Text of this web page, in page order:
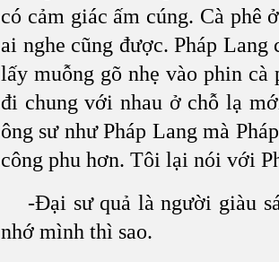
có cảm giác ấm cúng. Cà phê
ai nghe cũng được. Pháp
lấy muỗng gõ nhẹ vào phin
đi chung với nhau ở chỗ lạ
ông sư như Pháp Lang mà
công phu hơn. Tôi lại nói với
-Đại sư quả là người giàu
nhớ mình thì sao.